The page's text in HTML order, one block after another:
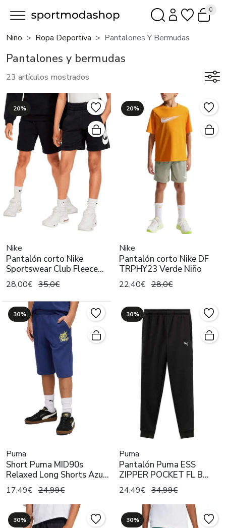
0
Niño Ropa Deportiva Pantalones Y Bermudas
Pantalones y bermudas
23 artículos mostrados
20%
Nike
Pantalón corto Nike
Sportswear Club Fleece
Negro
28,00€ 35,0€
20%
Nike
Pantalón corto Nike DF
TRPHY23 Verde Niño
22,40€ 28,0€
30%
Puma
Short Puma MID90s
Relaxed Long Shorts Azul
Niño
17,49€ 24,99€
30%
Puma
Pantalón Puma ESS
ZIPPER POCKET FL B
Negro Niño
24,49€ 34,99€
30% 30%